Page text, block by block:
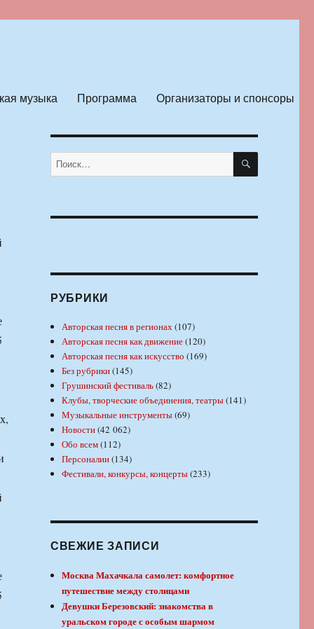
музыка Программа Организаторы и спонсоры
Искать: ПОИСК
РУБРИКИ
Авторская песня в регионах(107)
Авторская песня как движение(120)
Авторская песня как искусство (169)
Без рубрики(145)
Грушинский фестиваль(82)
Клубы, творческие объединения, театры(141)
Музыкальные инструменты(69)
Новости(42 062)
Обо всем(112)
Персоналии(134)
Фестивали, конкурсы, концерты(233)
СВЕЖИЕ ЗАПИСИ
Москва Махачкала самолет: комфортное
путешествие между столицами
Девушки Березовский: знакомства в
уральском городе с особым шармом